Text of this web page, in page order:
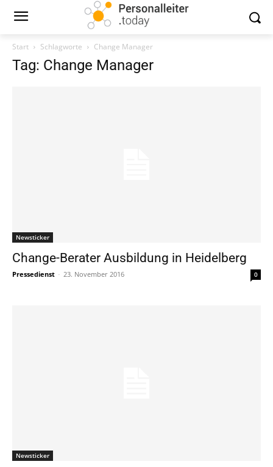
Start Schlagworte Change Manager
Tag: Change Manager
Newsticker
Change-Berater Ausbildung in Heidelberg
Pressedienst - 23. November 2016 0
Newsticker